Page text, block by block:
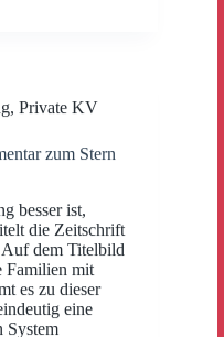
, Private KV
zum Stern
besser ist,
die Zeitschrift
Auf dem Titelbild
Familien mit
es zu dieser
eine
System